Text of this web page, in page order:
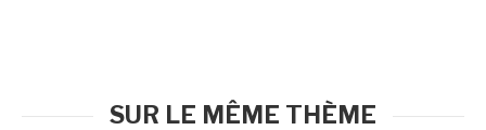
SUR LE MÊME THÈME